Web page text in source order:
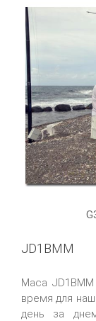
JD1BMM
Маса
время для
день за